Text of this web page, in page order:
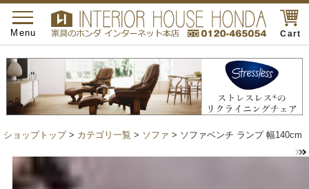
Cart
toggle
navigation
Menu
ショップトップ> カテゴリ一覧 > ソファ > ソファベンチ ランプ 幅140cm